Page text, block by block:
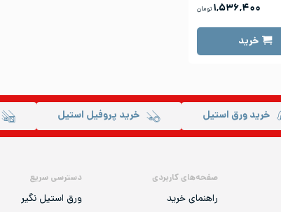
۱,۵۳۶,۴۰۰ تومان
خرید
خرید ورق استیل خرید پروفیل استیل
صفحه‌های کاربردی
راهنمای خرید
دسترسی سریع
ورق استیل نگیر